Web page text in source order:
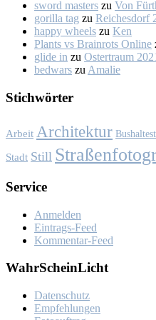
sword masters zu Von
gorilla tag zu Rei­ches­dorf
happy wheels zu Ken
Plants vs Brainrots Online
glide in zu Os­ter­traum
bedwars zu Ama­lie
Stich­wör­ter
Arbeit Architektur
Stadt Still
Ser­vice
Anmelden
Eintrags-Feed
Kommentar-Feed
Wahr­Schein­Licht
Da­ten­schutz
Emp­feh­lun­gen